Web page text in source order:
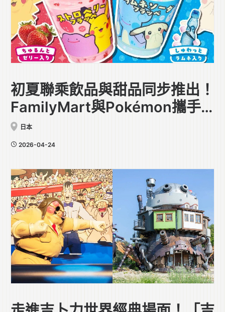
初夏聯乘飲品與甜品同步推出！
FamilyMart與Pokémon攜手
合作
日本
2026-04-24